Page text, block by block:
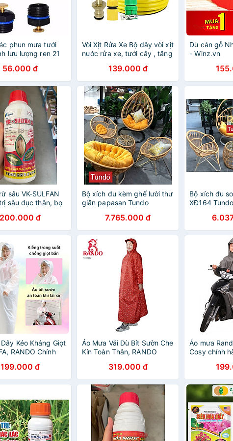
phun mưa tưới
lưu lượng ren 21
56.000 đ
Vòi Xịt Rửa Xe️ Bộ dây vòi xịt
nước rửa xe, tưới cây , tăng
206587 cút sập, nối PE
139.000 đ
Dù cán gỗ
- Winz.vn
sâu VK-SULFAN
sâu đục thân, bọ
nhiều loại cây
200.000 đ
Bộ xích đu kèm ghế lười thư
giãn papasan Tundo
7.765.000 đ
Bộ xích đu
XĐ164
Kéo Kháng Giọt
RANDO Chính
1 Người Mặc, Nhẹ
Trang
199.000 đ
Áo Mưa Vải Dù Bít Sườn Che
Kín Toàn Thân, RANDO
An Toàn Sau Lưng Áo, Bền
Bỉ Không Thấm Nước
319.000 đ
Áo mưa
Cosy chính